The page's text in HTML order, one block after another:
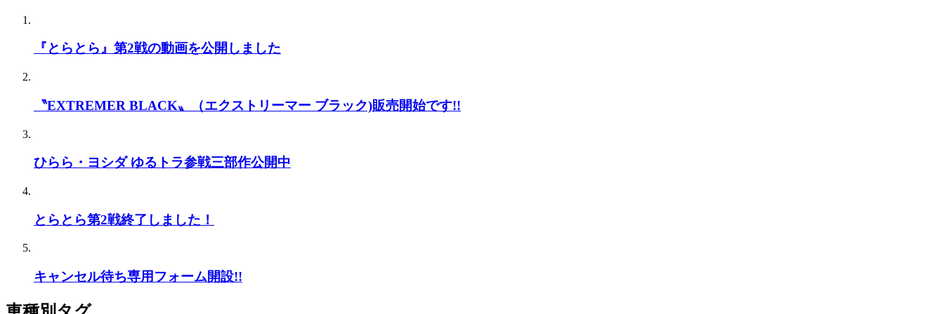
『とらとら』第2戦の動画を公開しました
〝EXTREMER BLACK〟（エクストリーマー ブラック)販売開始です!!
ひらら・ヨシダ ゆるトラ参戦三部作公開中
とらとら第2戦終了しました！
キャンセル待ち専用フォーム開設!!